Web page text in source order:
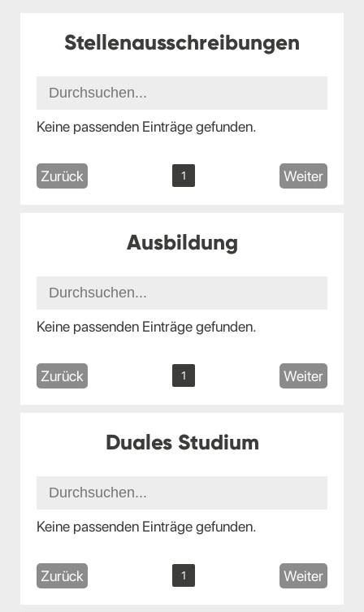
Stellenausschreibungen
Keine passenden Einträge gefunden.
Zurück 1 Weiter
Ausbildung
Keine passenden Einträge gefunden.
Zurück 1 Weiter
Duales Studium
Keine passenden Einträge gefunden.
Zurück 1 Weiter